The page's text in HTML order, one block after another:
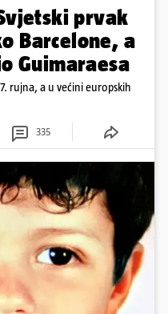
prvak
Barcelone, a
Guimaraesa
rujna, a u većini europskih
335